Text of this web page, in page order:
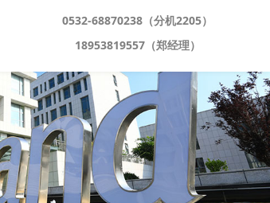
0532-68870238（分机2205）
18953819557（郑经理）